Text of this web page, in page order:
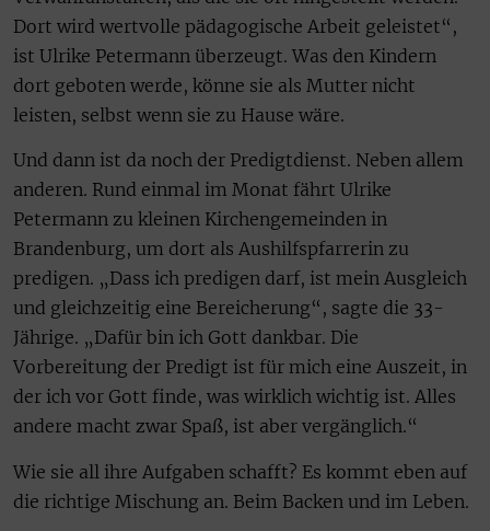
Dort wird wertvolle pädagogische Arbeit geleistet“,
ist Ulrike Petermann überzeugt. Was den Kindern
dort geboten werde, könne sie als Mutter nicht
leisten, selbst wenn sie zu Hause wäre.
Und dann ist da noch der Predigtdienst. Neben allem
anderen. Rund einmal im Monat fährt Ulrike
Petermann zu kleinen Kirchengemeinden in
Brandenburg, um dort als Aushilfspfarrerin zu
predigen. „Dass ich predigen darf, ist mein Ausgleich
und gleichzeitig eine Bereicherung“, sagte die 33-
Jährige. „Dafür bin ich Gott dankbar. Die
Vorbereitung der Predigt ist für mich eine Auszeit, in
der ich vor Gott finde, was wirklich wichtig ist. Alles
andere macht zwar Spaß, ist aber vergänglich.“
Wie sie all ihre Aufgaben schafft? Es kommt eben auf
die richtige Mischung an. Beim Backen und im Leben.